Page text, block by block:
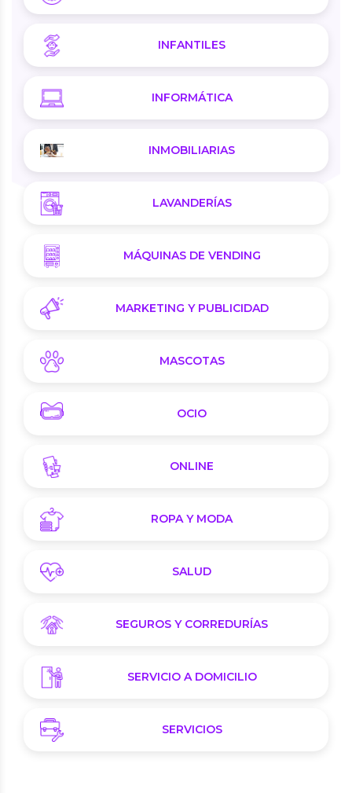
INFANTILES
INFORMÁTICA
INMOBILIARIAS
LAVANDERÍAS
MÁQUINAS DE VENDING
MARKETING Y PUBLICIDAD
MASCOTAS
OCIO
ONLINE
ROPA Y MODA
SALUD
SEGUROS Y CORREDURÍAS
SERVICIO A DOMICILIO
SERVICIOS